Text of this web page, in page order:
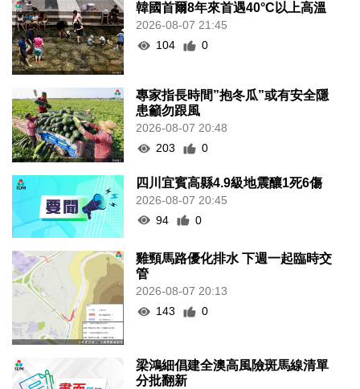
韓國首爾8年來首遇40°C以上高溫
2026-08-07 21:45
104
0
專家指長時間”抱冬瓜”或有安全隱
患籲勿跟風
2026-08-07 20:48
203
0
四川宜賓高縣4.9級地震釀1死6傷
2026-08-07 20:45
94
0
雞頸馬路優化排水 下週一起臨時交
管
2026-08-07 20:13
143
0
梁鴻細倡建全澳高風險斑馬線清單
分批翻新